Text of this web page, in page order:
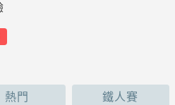
熱門 鐵人賽